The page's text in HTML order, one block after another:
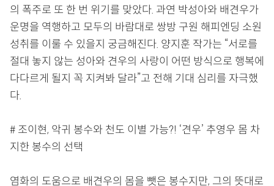
의 폭주로 또 한 번 위기를 맞았다. 과연 박성아와 배견우가
운명을 역행하고 모두의 바람대로 쌍방 구원 해피엔딩 소원
성취를 이룰 수 있을지 궁금해진다. 양지훈 작가는 “서로를
절대 놓지 않는 성아와 견우의 사랑이 어떤 방식으로 행복에
다다르게 될지 꼭 지켜봐 달라”고 전해 기대 심리를 자극했
다.
# 조이현, 악귀 봉수와 천도 이별 가능?! ‘견우’ 추영우 몸 차
지한 봉수의 선택
염화의 도움으로 배견우의 몸을 뺏은 봉수지만, 그의 뜻대로